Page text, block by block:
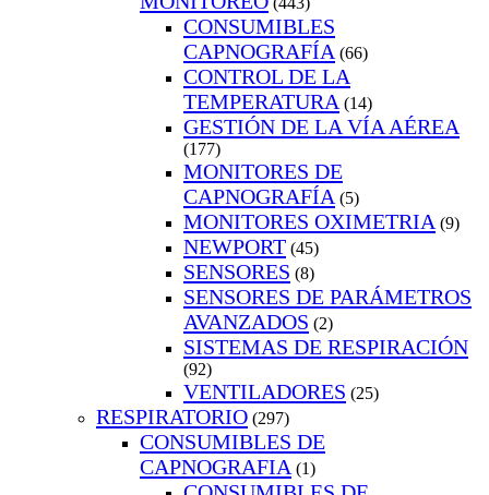
CONSUMIBLES
CAPNOGRAFÍA (66)
CONTROL DE LA
TEMPERATURA (14)
GESTIÓN DE LA VÍA AÉREA
(177)
MONITORES DE
CAPNOGRAFÍA (5)
MONITORES OXIMETRIA (9)
NEWPORT (45)
SENSORES (8)
SENSORES DE PARÁMETROS
AVANZADOS (2)
SISTEMAS DE RESPIRACIÓN
(92)
VENTILADORES (25)
RESPIRATORIO (297)
CONSUMIBLES DE
CAPNOGRAFIA (1)